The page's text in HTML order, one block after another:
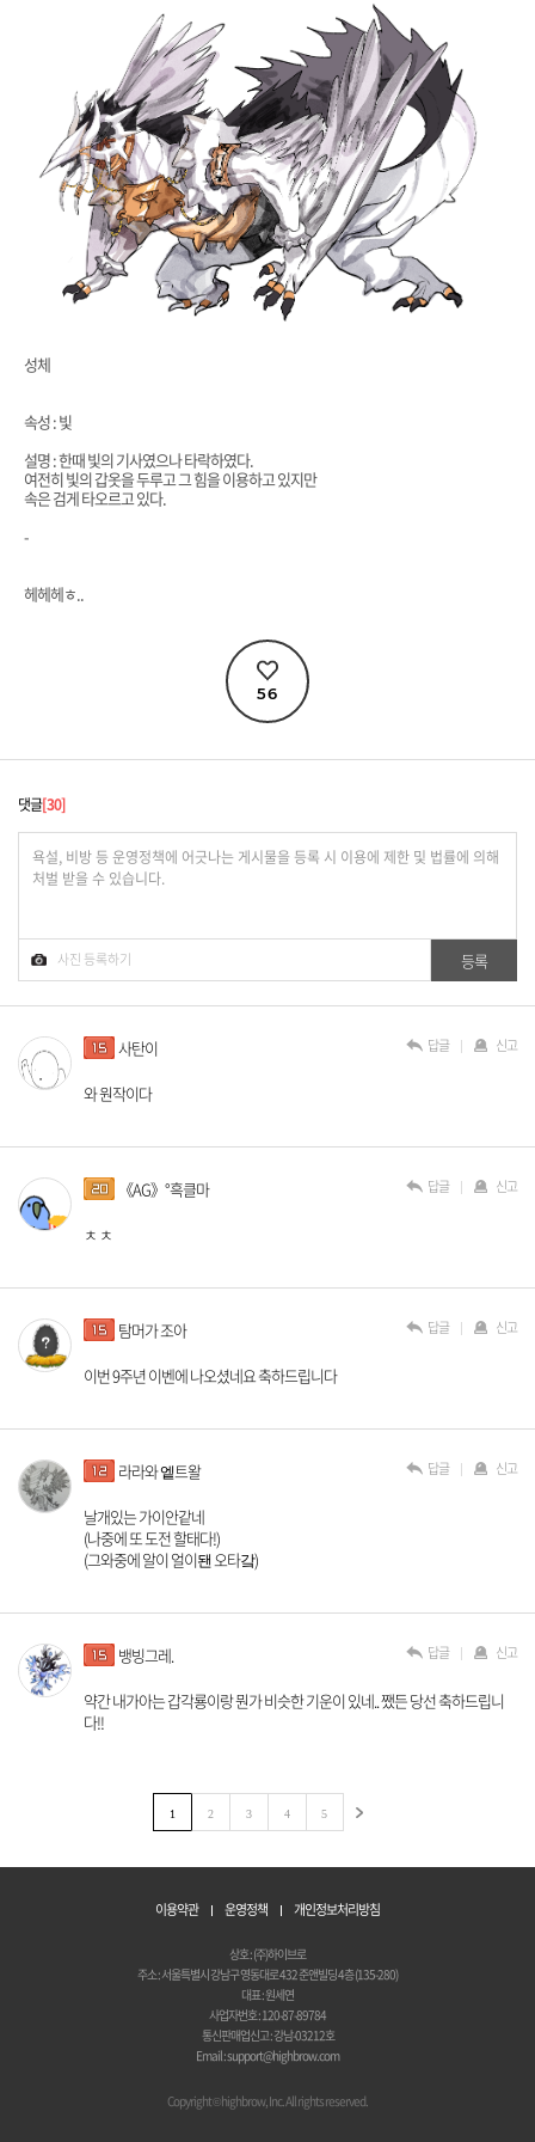
성체
속성 : 빛
설명 : 한때 빛의 기사였으나 타락하였다.
여전히 빛의 갑옷을 두루고 그 힘을 이용하고 있지만
속은 검게 타오르고 있다.
-
헤헤헤ㅎ..
56
댓글 30
사탄이
와 원작이다
답글 신고
《AG》°흑클마
ㅊ ㅊ
답글 신고
탐머가 조아
이번 9주년 이벤에 나오셨네요 축하드립니다
답글 신고
라라와 엩트왈
날개있는 가이안같네
(나중에 또 도전 할태다!)
(그와중에 알이 얼이됀 오타갘)
답글 신고
뱅빙그레.
약간 내가아는 갑각룡이랑 뭔가 비슷한 기운이 있네.. 쨌든 당선 축하드립니
다!!
답글 신고
1 2 3 4 5
이용약관 운영정책 개인정보처리방침
상호 : (주)하이브로
주소 : 서울특별시 강남구 영동대로 432 준앤빌딩 4층 (135-280)
대표 : 원세연
사업자번호 : 120-87-89784
통신판매업신고 : 강남-03212호
Email : support@highbrow.com
Copyright © highbrow, Inc. All rights reserved.